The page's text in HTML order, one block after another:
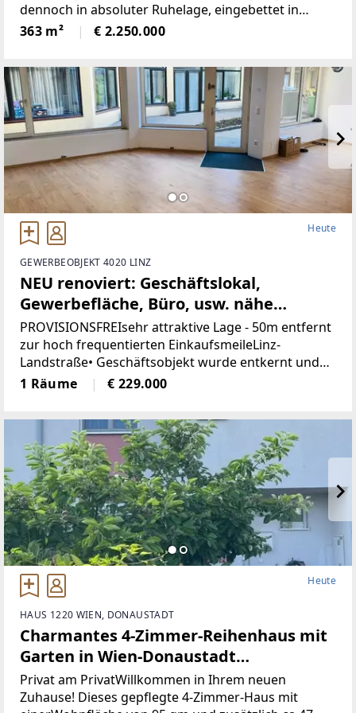
dennoch in absoluter Ruhelage, eingebettet in
wunderbare Natur.Die Liegenschaft bietet ein hohes
Maß an Privatsphäre, versprüht
363 m² € 2.250.000
Heute
GEWERBEOBJEKT 4020 LINZ
NEU renoviert: Geschäftslokal,
Gewerbefläche, Büro, usw. nähe
Landstrasse-Linz (Provisionsfrei)
PROVISIONSFREIsehr attraktive Lage - 50m entfernt
zur hoch frequentierten EinkaufsmeileLinz-
Landstraße• Geschäftsobjekt wurde entkernt und
generalsaniert• Klimatisiert (Klimaanlage)• neue
Böden, neue Heizkörper•
1 Räume € 229.000
Heute
HAUS 1220 WIEN, DONAUSTADT
Charmantes 4-Zimmer-Reihenhaus mit
Garten in Wien-Donaustadt
(Provisionsfrei)
Privat am PrivatWillkommen in Ihrem neuen
Zuhause! Dieses gepflegte 4-Zimmer-Haus mit